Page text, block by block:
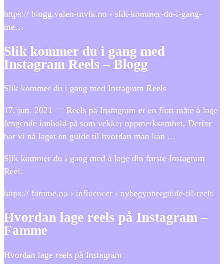
https:// blogg.valen-utvik.no › slik-kommer-du-i-gang-
me…
Slik kommer du i gang med
Instagram Reels – Blogg
Slik kommer du i gang med Instagram Reels
17. jun. 2021 — Reels på Instagram er en flott måte å lage
fengende innhold på som vekker oppmerksomhet. Derfor
har vi nå laget en guide til hvordan man kan …
Slik kommer du i gang med å lage din første Instagram
Reel.
https:// famme.no › influencer › nybegynnerguide-til-reels
Hvordan lage reels på Instagram –
Famme
Hvordan lage reels på Instagram